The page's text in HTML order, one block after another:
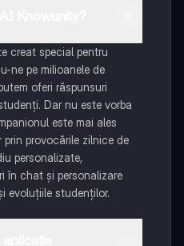
creat special pentru
ne pe milioanele de
oferi răspunsuri
Dar nu este vorba
este mai ales
provocările zilnice de
personalizate,
în chat și personalizare
evoluțiile studenților.